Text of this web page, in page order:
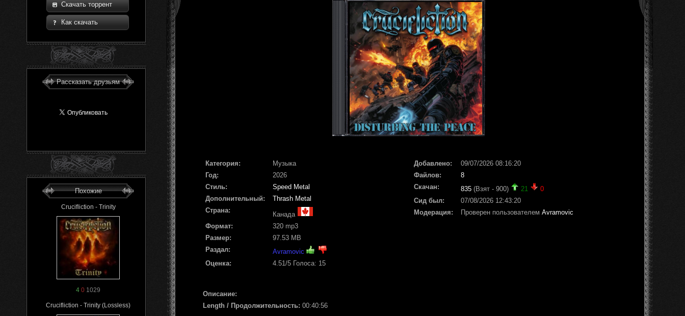
Скачать торрент
Как скачать
Рассказать друзьям
Похожие
Crucifliction - Trinity
4 0 1029
Crucifliction - Trinity (Lossless)
Категория:
Музыка
Год:
2026
Стиль:
Speed Metal
Дополнительный:
Thrash Metal
Страна:
Канада
Формат:
320 mp3
Размер:
97.53 MB
Раздал:
Avramovic
Оценка:
4.51 /5 Голоса: 15
Добавлено:
09/07/2026 08:16:20
Файлов:
8
Скачан:
835 (Взят - 900) 21
0
Сид был:
07/08/2026 12:43:20
Модерация:
Проверен пользователем Avramovic
Описание:
Length / Продолжительность: 00:40:56